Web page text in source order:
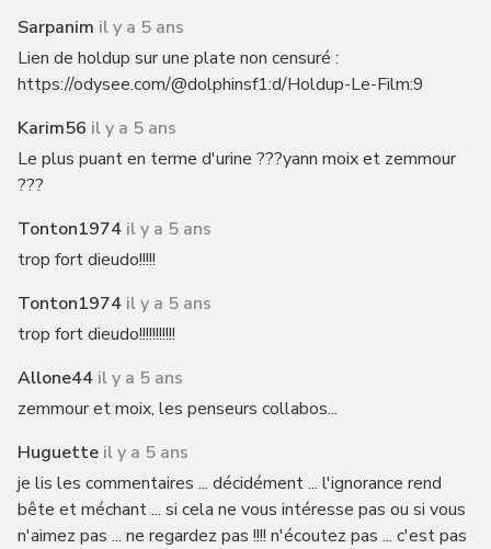
Sarpanim il y a 5 ans
Lien de holdup sur une plate non censuré :
https://odysee.com/@dolphinsf1:d/Holdup-Le-Film:9
Karim56 il y a 5 ans
Le plus puant en terme d'urine ???yann moix et zemmour
???
Tonton1974 il y a 5 ans
trop fort dieudo!!!!!
Tonton1974 il y a 5 ans
trop fort dieudo!!!!!!!!!!!
Allone44 il y a 5 ans
zemmour et moix, les penseurs collabos...
Huguette il y a 5 ans
je lis les commentaires ... décidément ... l'ignorance rend
bête et méchant ... si cela ne vous intéresse pas ou si vous
n'aimez pas ... ne regardez pas !!!! n'écoutez pas ... c'est pas